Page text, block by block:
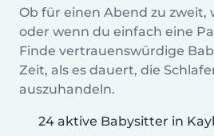
Ob für einen Abend zu zweit,
oder wenn du einfach eine
Finde vertrauenswürdige
Zeit, als es dauert, die
auszuhandeln.
24 aktive Babysitter in Kayl